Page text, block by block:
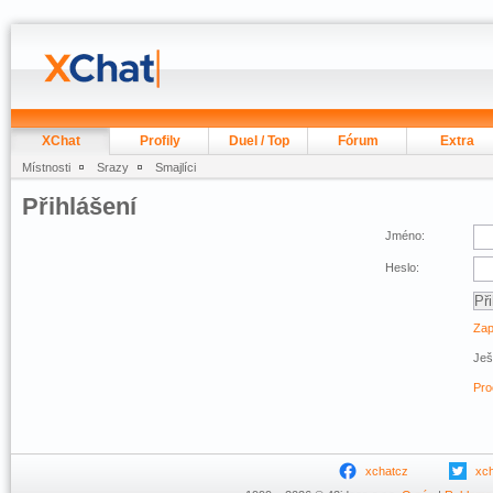
XChat Profily Duel / Top Fórum Extra
Místnosti Srazy Smajlíci
Přihlášení
Jméno:
Heslo:
xchatcz